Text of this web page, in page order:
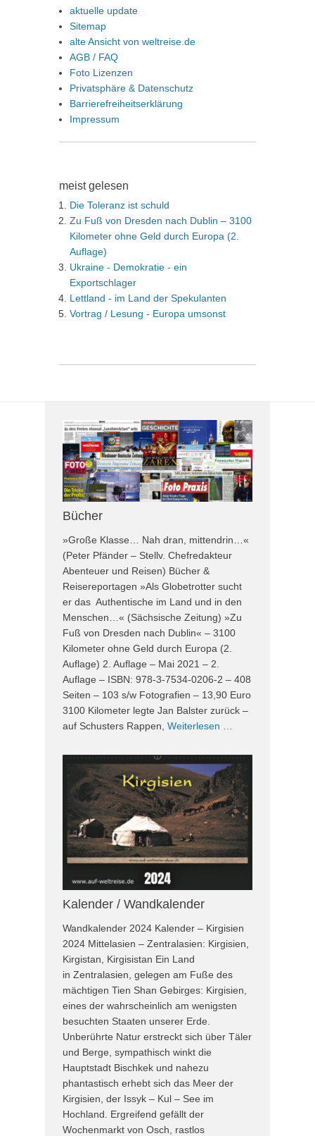
aktuelle update
Sitemap
alte Ansicht von weltreise.de
AGB / FAQ
Foto Lizenzen
Privatsphäre & Datenschutz
Barrierefreiheitserklärung
Impressum
meist gelesen
Die Toleranz ist schuld
Zu Fuß von Dresden nach Dublin – 3100
Kilometer ohne Geld durch Europa (2.
Auflage)
Ukraine - Demokratie - ein
Exportschlager
Lettland - im Land der Spekulanten
Vortrag / Lesung - Europa umsonst
Bücher
»Große Klasse… Nah dran, mittendrin…«
(Peter Pfänder – Stellv. Chefredakteur
Abenteuer und Reisen) Bücher &
Reisereportagen »Als Globetrotter sucht
er das Authentische im Land und in den
Menschen…« (Sächsische Zeitung) »Zu
Fuß von Dresden nach Dublin« – 3100
Kilometer ohne Geld durch Europa (2.
Auflage) 2. Auflage – Mai 2021 – 2.
Auflage – ISBN: 978-3-7534-0206-2 – 408
Seiten – 103 s/w Fotografien – 13,90 Euro
3100 Kilometer legte Jan Balster zurück –
auf Schusters Rappen, Weiterlesen …
Kalender / Wandkalender
Wandkalender 2024 Kalender – Kirgisien
2024 Mittelasien – Zentralasien: Kirgisien,
Kirgistan, Kirgisistan Ein Land
in Zentralasien, gelegen am Fuße des
mächtigen Tien Shan Gebirges: Kirgisien,
eines der wahrscheinlich am wenigsten
besuchten Staaten unserer Erde.
Unberührte Natur erstreckt sich über Täler
und Berge, sympathisch winkt die
Hauptstadt Bischkek und nahezu
phantastisch erhebt sich das Meer der
Kirgisien, der Issyk – Kul – See im
Hochland. Ergreifend gefällt der
Wochenmarkt von Osch, rastlos